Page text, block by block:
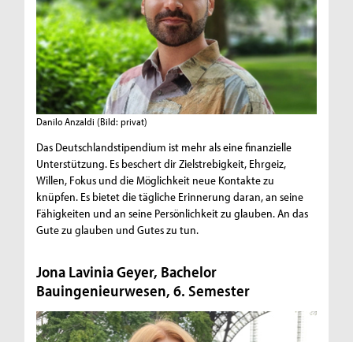
Danilo Anzaldi (Bild: privat)
Das Deutschlandstipendium ist mehr als eine finanzielle
Unterstützung. Es beschert dir Zielstrebigkeit, Ehrgeiz,
Willen, Fokus und die Möglichkeit neue Kontakte zu
knüpfen. Es bietet die tägliche Erinnerung daran, an seine
Fähigkeiten und an seine Persönlichkeit zu glauben. An das
Gute zu glauben und Gutes zu tun.
Jona Lavinia Geyer, Bachelor
Bauingenieurwesen, 6. Semester